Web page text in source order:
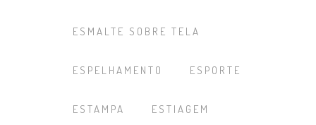
ESMALTE SOBRE TELA
ESPELHAMENTO ESPORTE
ESTAMPA ESTIAGEM